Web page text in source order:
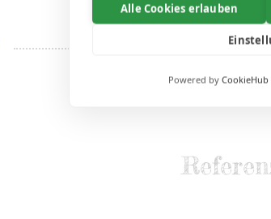
Vorschläge
Alle Cookies erlauben
Powered by